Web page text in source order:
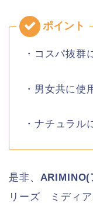
・コスパ抜群
・男女共に使
・ナチュラル
是非、 ARIMINO(
リーズ ミディア